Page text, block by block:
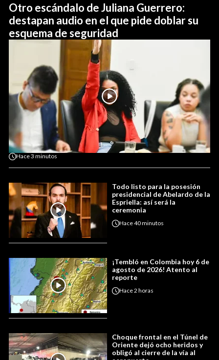
Otro escándalo de Juliana Guerrero:
destapan audio en el que pide doblar su
esquema de seguridad
Hace3 minutos
Todo listo para la posesión
presidencial de Abelardo de la
Espriella: así será la
ceremonia
Hace40 minutos
¡Tembló en Colombia hoy 6 de
agosto de 2026! Atento al
reporte
Hace2 horas
Choque frontal en el Túnel de
Oriente dejó ocho heridos y
obligó al cierre de la vía al